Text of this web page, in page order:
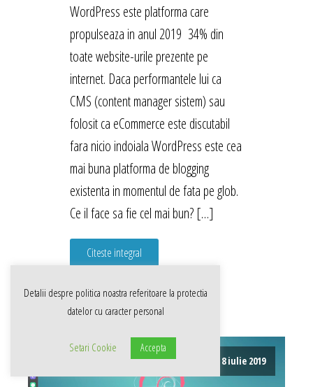
WordPress este platforma care
propulseaza in anul 2019 34% din
toate website-urile prezente pe
internet. Daca performantele lui ca
CMS (content manager sistem) sau
folosit ca eCommerce este discutabil
fara nicio indoiala WordPress este cea
mai buna platforma de blogging
existenta in momentul de fata pe glob.
Ce il face sa fie cel mai bun? […]
Citeste integral
8 iulie 2019
Detalii despre politica noastra referitoare la protectia
datelor cu caracter personal
Setari Cookie Accepta